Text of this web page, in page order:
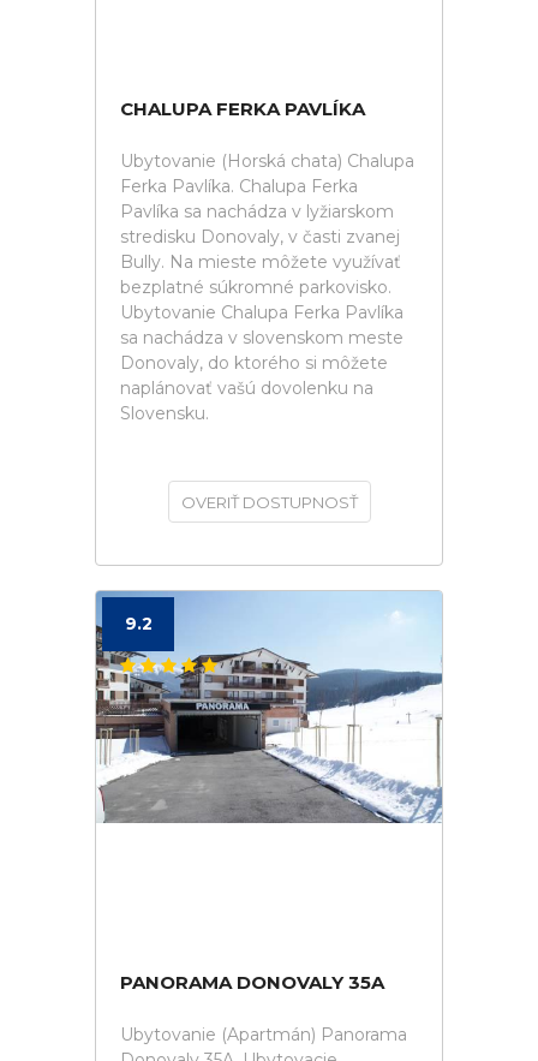
CHALUPA FERKA PAVLÍKA
Ubytovanie (Horská chata) Chalupa
Ferka Pavlíka. Chalupa Ferka
Pavlíka sa nachádza v lyžiarskom
stredisku Donovaly, v časti zvanej
Bully. Na mieste môžete využívať
bezplatné súkromné parkovisko.
Ubytovanie Chalupa Ferka Pavlíka
sa nachádza v slovenskom meste
Donovaly, do ktorého si môžete
naplánovať vašú dovolenku na
Slovensku.
OVERIŤ DOSTUPNOSŤ
9.2
PANORAMA DONOVALY 35A
Ubytovanie (Apartmán) Panorama